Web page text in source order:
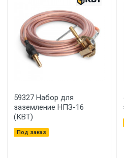
59327 Набор для
заземление НПЗ-16
(КВТ)
Под заказ